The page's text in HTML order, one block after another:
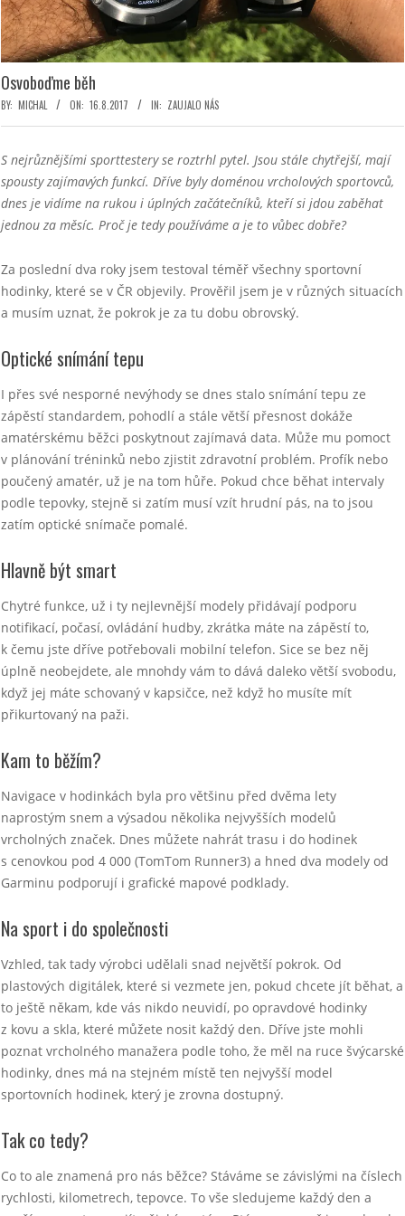
Osvoboďme běh
BY: MICHAL ON: 16.8.2017 IN: ZAUJALO NÁS
S nejrůznějšími sporttestery se roztrhl pytel. Jsou stále chytřejší, mají
spousty zajímavých funkcí. Dříve byly doménou vrcholových sportovců,
dnes je vidíme na rukou i úplných začátečníků, kteří si jdou zaběhat
jednou za měsíc. Proč je tedy používáme a je to vůbec dobře?
Za poslední dva roky jsem testoval téměř všechny sportovní
hodinky, které se v ČR objevily. Prověřil jsem je v různých situacích
a musím uznat, že pokrok je za tu dobu obrovský.
Optické snímání tepu
I přes své nesporné nevýhody se dnes stalo snímání tepu ze
zápěstí standardem, pohodlí a stále větší přesnost dokáže
amatérskému běžci poskytnout zajímavá data. Může mu pomoct
v plánování tréninků nebo zjistit zdravotní problém. Profík nebo
poučený amatér, už je na tom hůře. Pokud chce běhat intervaly
podle tepovky, stejně si zatím musí vzít hrudní pás, na to jsou
zatím optické snímače pomalé.
Hlavně být smart
Chytré funkce, už i ty nejlevnější modely přidávají podporu
notifikací, počasí, ovládání hudby, zkrátka máte na zápěstí to,
k čemu jste dříve potřebovali mobilní telefon. Sice se bez něj
úplně neobejdete, ale mnohdy vám to dává daleko větší svobodu,
když jej máte schovaný v kapsičce, než když ho musíte mít
přikurtovaný na paži.
Kam to běžím?
Navigace v hodinkách byla pro většinu před dvěma lety
naprostým snem a výsadou několika nejvyšších modelů
vrcholných značek. Dnes můžete nahrát trasu i do hodinek
s cenovkou pod 4 000 (TomTom Runner3) a hned dva modely od
Garminu podporují i grafické mapové podklady.
Na sport i do společnosti
Vzhled, tak tady výrobci udělali snad největší pokrok. Od
plastových digitálek, které si vezmete jen, pokud chcete jít běhat, a
to ještě někam, kde vás nikdo neuvidí, po opravdové hodinky
z kovu a skla, které můžete nosit každý den. Dříve jste mohli
poznat vrcholného manažera podle toho, že měl na ruce švýcarské
hodinky, dnes má na stejném místě ten nejvyšší model
sportovních hodinek, který je zrovna dostupný.
Tak co tedy?
Co to ale znamená pro nás běžce? Stáváme se závislými na číslech
rychlosti, kilometrech, tepovce. To vše sledujeme každý den a